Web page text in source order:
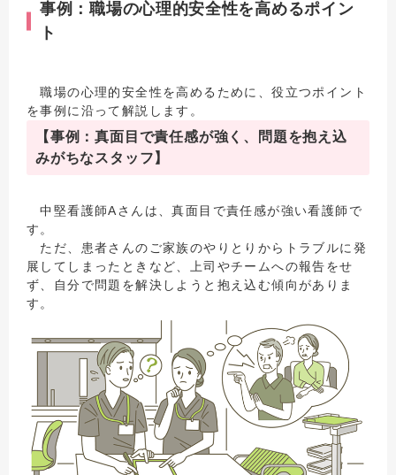
事例：職場の心理的安全性を高めるポイン
ト
職場の心理的安全性を高めるために、役立つポイント
を事例に沿って解説します。
【事例：真面目で責任感が強く、問題を抱え込
みがちなスタッフ】
中堅看護師Aさんは、真面目で責任感が強い看護師で
す。
ただ、患者さんのご家族のやりとりからトラブルに発
展してしまったときなど、上司やチームへの報告をせ
ず、自分で問題を解決しようと抱え込む傾向がありま
す。